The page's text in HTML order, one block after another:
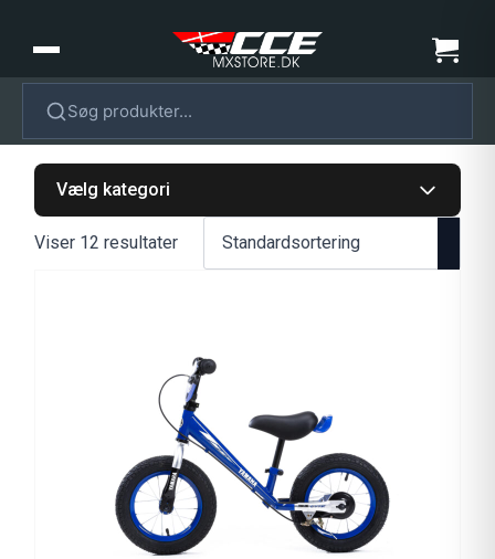
Søg produkter...
Vælg kategori
Viser 12 resultater